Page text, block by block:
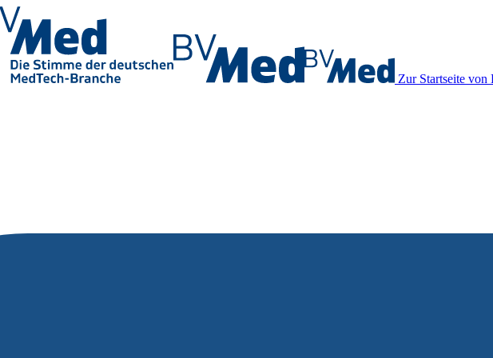
Zur Startseite